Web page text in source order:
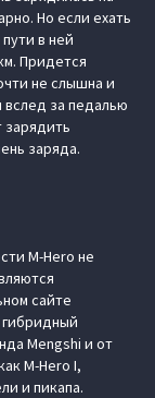
Но если ехать
в ней
Придется
не слышна и
за педалью
зарядить
заряда.
M-Hero не
сайте
гибридный
Mengshi и от
M-Hero I,
и пикапа.